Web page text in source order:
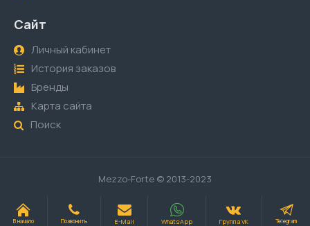
Сайт
Личный кабинет
История заказов
Бренды
Карта сайта
Поиск
Mezzo-Forte © 2013-2023
В начало Позвонить E-Mail WhatsApp Группа VK Telegram